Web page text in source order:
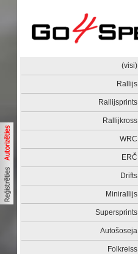
(visi)
Rallijs
Rallijsprints
Rallijkross
WRC
ERČ
Drifts
Minirallijs
Supersprints
Autošoseja
Folkreiss